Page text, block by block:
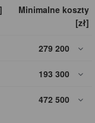
Minimalne koszty
[zł]
279 200
193 300
472 500